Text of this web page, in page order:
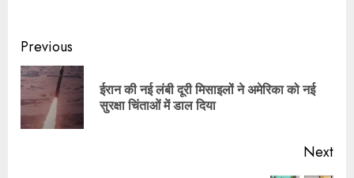
Previous
ईरान की नई लंबी दूरी मिसाइलों ने अमेरिका को नई
सुरक्षा चिंताओं में डाल दिया
Next